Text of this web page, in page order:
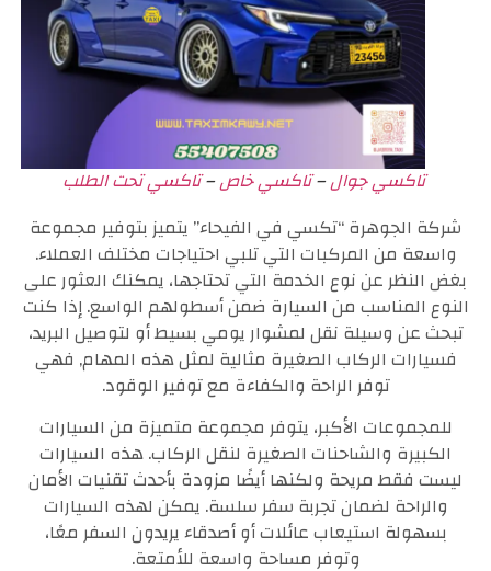
تاكسي جوال–تاكسي خاص–تاكسي تحت الطلب
شركة الجوهرة “تكسي في الفيحاء” يتميز بتوفير مجموعة
واسعة من المركبات التي تلبي احتياجات مختلف العملاء.
بغض النظر عن نوع الخدمة التي تحتاجها، يمكنك العثور على
النوع المناسب من السيارة ضمن أسطولهم الواسع. إذا كنت
تبحث عن وسيلة نقل لمشوار يومي بسيط أو لتوصيل البريد،
فسيارات الركاب الصغيرة مثالية لمثل هذه المهام, فهي
توفر الراحة والكفاءة مع توفير الوقود.
للمجموعات الأكبر، يتوفر مجموعة متميزة من السيارات
الكبيرة والشاحنات الصغيرة لنقل الركاب. هذه السيارات
ليست فقط مريحة ولكنها أيضًا مزودة بأحدث تقنيات الأمان
والراحة لضمان تجربة سفر سلسة. يمكن لهذه السيارات
بسهولة استيعاب عائلات أو أصدقاء يريدون السفر معًا،
وتوفر مساحة واسعة للأمتعة.